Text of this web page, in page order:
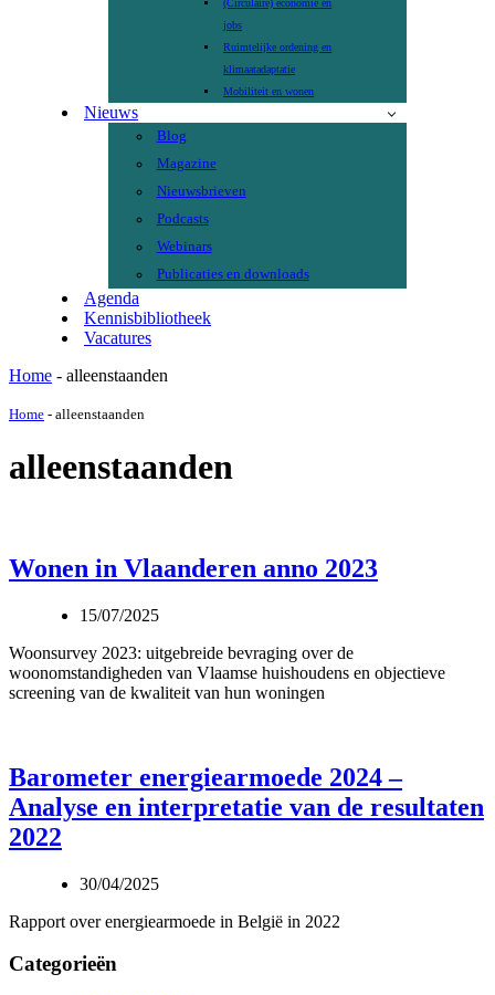
(Circulaire) economie en
jobs
Ruimtelijke ordening en
klimaatadaptatie
Mobiliteit en wonen
Nieuws
Blog
Magazine
Nieuwsbrieven
Podcasts
Webinars
Publicaties en downloads
Agenda
Kennisbibliotheek
Vacatures
Home - alleenstaanden
Home - alleenstaanden
alleenstaanden
Wonen in Vlaanderen anno 2023
15/07/2025
Woonsurvey 2023: uitgebreide bevraging over de
woonomstandigheden van Vlaamse huishoudens en objectieve
screening van de kwaliteit van hun woningen
Barometer energiearmoede 2024 –
Analyse en interpretatie van de resultaten
2022​
30/04/2025
Rapport over energiearmoede in België in 2022
Categorieën